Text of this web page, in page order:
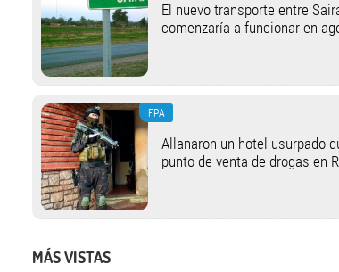
El nuevo transporte entre
comenzaría a funcionar en
FPA
Allanaron un hotel usurpado
punto de venta de drogas en
MÁS VISTAS